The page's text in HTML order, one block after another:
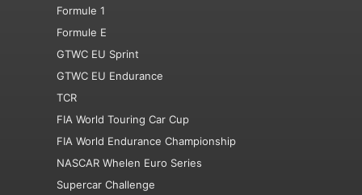
Formule 1
Formule E
GTWC EU Sprint
GTWC EU Endurance
TCR
FIA World Touring Car Cup
FIA World Endurance Championship
NASCAR Whelen Euro Series
Supercar Challenge